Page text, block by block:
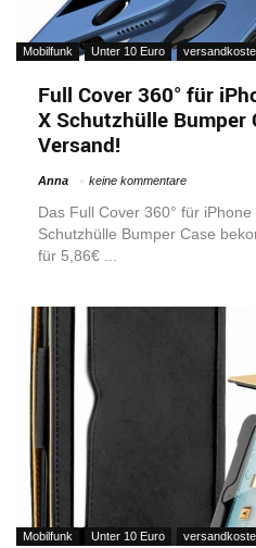
Mobilfunk Unter 10 Euro
Full Cover 360° für
X Schutzhülle Bumper
Versand!
Anna keine kommentare
Das Full Cover 360° für
Schutzhülle Bumper Case
für 5,86€ ...
Mobilfunk Unter 10 Euro